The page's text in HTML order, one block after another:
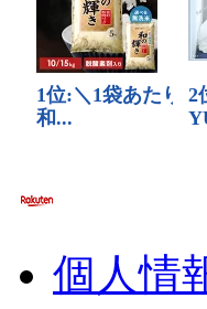
個人情